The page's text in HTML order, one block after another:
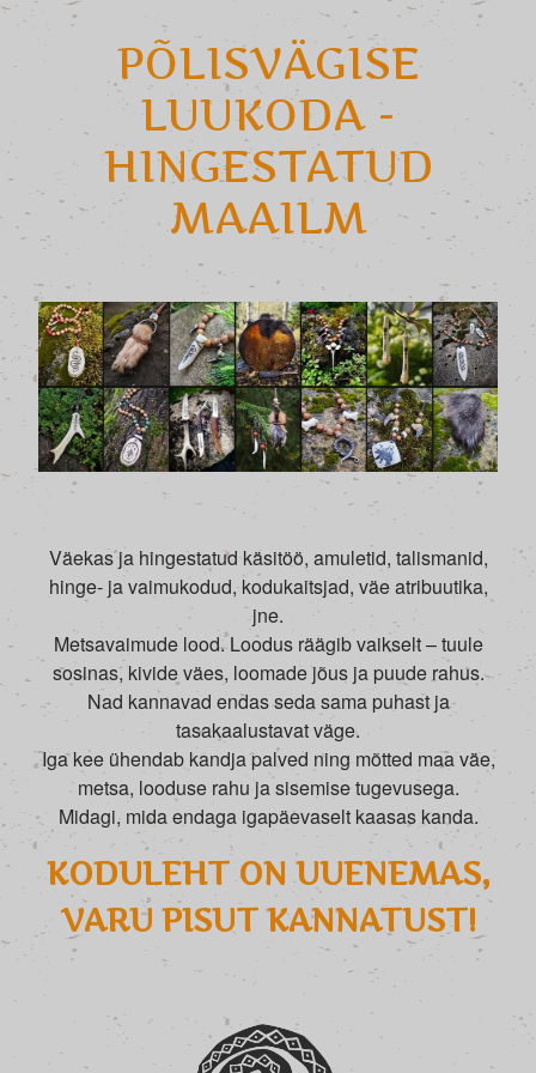
PÕLISVÄGISE
LUUKODA -
HINGESTATUD
MAAILM
Väekas ja hingestatud käsitöö, amuletid, talismanid,
hinge- ja vaimukodud, kodukaitsjad, väe atribuutika,
jne.
Metsavaimude lood. Loodus räägib vaikselt – tuule
sosinas, kivide väes, loomade jõus ja puude rahus.
Nad kannavad endas seda sama puhast ja
tasakaalustavat väge.
Iga kee ühendab kandja palved ning mõtted maa väe,
metsa, looduse rahu ja sisemise tugevusega.
Midagi, mida endaga igapäevaselt kaasas kanda.
KODULEHT ON UUENEMAS,
VARU PISUT KANNATUST!